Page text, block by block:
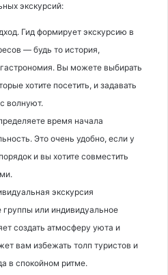
экскурсий:
Гид формирует экскурсию в
— будь то история,
гастрономия. Вы можете выбирать
хотите посетить, и задавать
волнуют.
время начала
Это очень удобно, если у
и вы хотите совместить
экскурсия
или индивидуальное
создать атмосферу уюта и
вам избежать толп туристов и
в спокойном ритме.